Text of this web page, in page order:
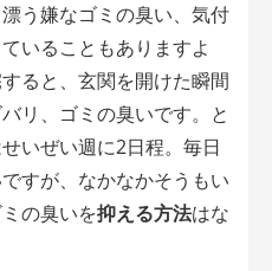
う嫌なゴミの臭い、気付
いることもありますよ
ると、玄関を開けた瞬間
リ、ゴミの臭いです。と
いぜい週に2日程。毎日
すが、なかなかそうもい
の臭いを抑える方法はな